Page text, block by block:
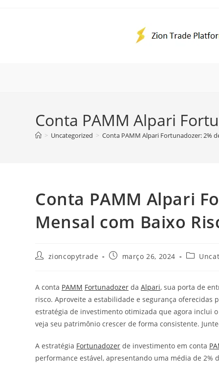
Conta PAMM Alpari
> Uncategorized > Conta PAMM Alpari Fortunadozer: 2%
Conta PAMM Alpari
Mensal com Baixo
Autorzioncopytrade
Postmarço 26, 2024
A conta PAMM Fortunadozer da Alpari, sua porta de
risco. Aproveite a estabilidade e segurança
estratégia de investimento otimizada que agora inclui
veja seu patrimônio crescer de forma consistente.
A estratégia Fortunadozer de investimento em conta
performance estável, apresentando uma média de 2%